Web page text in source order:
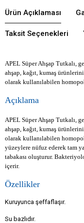
Ürün Açıklaması
Taksit Seçenekleri
APEL Süper Ahşap Tutkalı,
ahşap, kağıt, kumaş
olarak kullanılabilen
Açıklama
APEL Süper Ahşap Tutkalı,
ahşap, kağıt, kumaş
olarak kullanılabilen
yüzeylere nüfuz ederek tam
tabakası oluşturur.
içerir.
Özellikler
Kuruyunca şeffaflaşır.
Su bazlıdır.